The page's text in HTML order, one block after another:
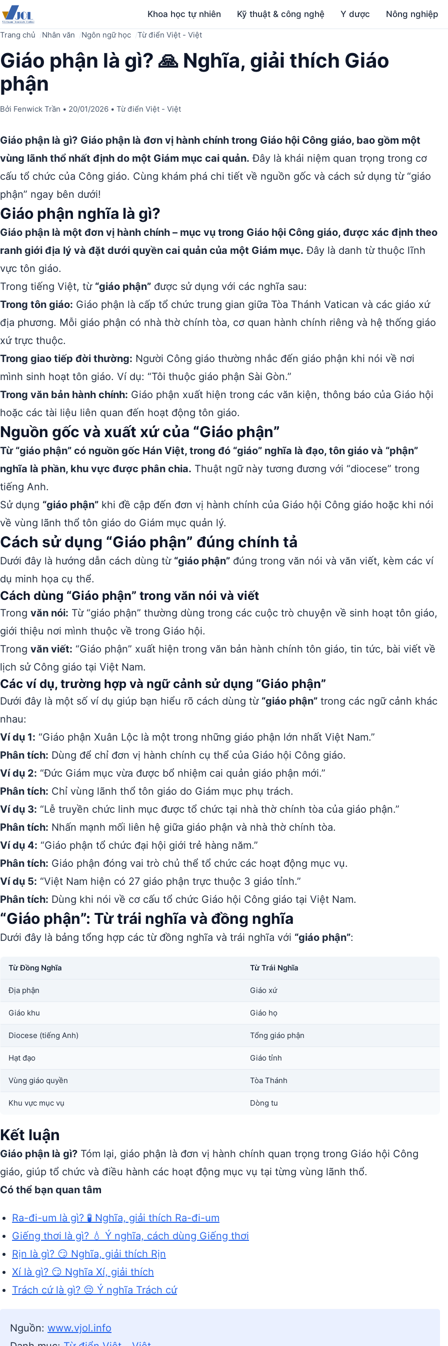
Khoa học tự nhiên Kỹ thuật & công nghệ Y dược Nông nghiệp
Trang chủ Nhân văn Ngôn ngữ học Từ điển Việt - Việt
Giáo phận là gì? 🙏 Nghĩa, giải thích Giáo
phận
Bởi Fenwick Trần • 20/01/2026 • Từ điển Việt - Việt
Giáo phận là gì? Giáo phận là đơn vị hành chính trong Giáo hội Công giáo, bao gồm một
vùng lãnh thổ nhất định do một Giám mục cai quản. Đây là khái niệm quan trọng trong cơ
cấu tổ chức của Công giáo. Cùng khám phá chi tiết về nguồn gốc và cách sử dụng từ “giáo
phận” ngay bên dưới!
Giáo phận nghĩa là gì?
Giáo phận là một đơn vị hành chính – mục vụ trong Giáo hội Công giáo, được xác định theo
ranh giới địa lý và đặt dưới quyền cai quản của một Giám mục. Đây là danh từ thuộc lĩnh
vực tôn giáo.
Trong tiếng Việt, từ “giáo phận” được sử dụng với các nghĩa sau:
Trong tôn giáo: Giáo phận là cấp tổ chức trung gian giữa Tòa Thánh Vatican và các giáo xứ
địa phương. Mỗi giáo phận có nhà thờ chính tòa, cơ quan hành chính riêng và hệ thống giáo
xứ trực thuộc.
Trong giao tiếp đời thường: Người Công giáo thường nhắc đến giáo phận khi nói về nơi
mình sinh hoạt tôn giáo. Ví dụ: “Tôi thuộc giáo phận Sài Gòn.”
Trong văn bản hành chính: Giáo phận xuất hiện trong các văn kiện, thông báo của Giáo hội
hoặc các tài liệu liên quan đến hoạt động tôn giáo.
Nguồn gốc và xuất xứ của “Giáo phận”
Từ “giáo phận” có nguồn gốc Hán Việt, trong đó “giáo” nghĩa là đạo, tôn giáo và “phận”
nghĩa là phần, khu vực được phân chia. Thuật ngữ này tương đương với “diocese” trong
tiếng Anh.
Sử dụng “giáo phận” khi đề cập đến đơn vị hành chính của Giáo hội Công giáo hoặc khi nói
về vùng lãnh thổ tôn giáo do Giám mục quản lý.
Cách sử dụng “Giáo phận” đúng chính tả
Dưới đây là hướng dẫn cách dùng từ “giáo phận” đúng trong văn nói và văn viết, kèm các ví
dụ minh họa cụ thể.
Cách dùng “Giáo phận” trong văn nói và viết
Trong văn nói: Từ “giáo phận” thường dùng trong các cuộc trò chuyện về sinh hoạt tôn giáo,
giới thiệu nơi mình thuộc về trong Giáo hội.
Trong văn viết: “Giáo phận” xuất hiện trong văn bản hành chính tôn giáo, tin tức, bài viết về
lịch sử Công giáo tại Việt Nam.
Các ví dụ, trường hợp và ngữ cảnh sử dụng “Giáo phận”
Dưới đây là một số ví dụ giúp bạn hiểu rõ cách dùng từ “giáo phận” trong các ngữ cảnh khác
nhau:
Ví dụ 1: “Giáo phận Xuân Lộc là một trong những giáo phận lớn nhất Việt Nam.”
Phân tích: Dùng để chỉ đơn vị hành chính cụ thể của Giáo hội Công giáo.
Ví dụ 2: “Đức Giám mục vừa được bổ nhiệm cai quản giáo phận mới.”
Phân tích: Chỉ vùng lãnh thổ tôn giáo do Giám mục phụ trách.
Ví dụ 3: “Lễ truyền chức linh mục được tổ chức tại nhà thờ chính tòa của giáo phận.”
Phân tích: Nhấn mạnh mối liên hệ giữa giáo phận và nhà thờ chính tòa.
Ví dụ 4: “Giáo phận tổ chức đại hội giới trẻ hàng năm.”
Phân tích: Giáo phận đóng vai trò chủ thể tổ chức các hoạt động mục vụ.
Ví dụ 5: “Việt Nam hiện có 27 giáo phận trực thuộc 3 giáo tỉnh.”
Phân tích: Dùng khi nói về cơ cấu tổ chức Giáo hội Công giáo tại Việt Nam.
“Giáo phận”: Từ trái nghĩa và đồng nghĩa
Dưới đây là bảng tổng hợp các từ đồng nghĩa và trái nghĩa với “giáo phận”:
Từ Đồng Nghĩa Từ Trái Nghĩa
Địa phận Giáo xứ
Giáo khu Giáo họ
Diocese (tiếng Anh) Tổng giáo phận
Hạt đạo Giáo tỉnh
Vùng giáo quyền Tòa Thánh
Khu vực mục vụ Dòng tu
Kết luận
Giáo phận là gì? Tóm lại, giáo phận là đơn vị hành chính quan trọng trong Giáo hội Công
giáo, giúp tổ chức và điều hành các hoạt động mục vụ tại từng vùng lãnh thổ.
Có thể bạn quan tâm
Ra-đi-um là gì? 🧪 Nghĩa, giải thích Ra-đi-um
Giếng thơi là gì? 💧 Ý nghĩa, cách dùng Giếng thơi
Rịn là gì? 😏 Nghĩa, giải thích Rịn
Xí là gì? 😏 Nghĩa Xí, giải thích
Trách cứ là gì? 😔 Ý nghĩa Trách cứ
Nguồn: www.vjol.info